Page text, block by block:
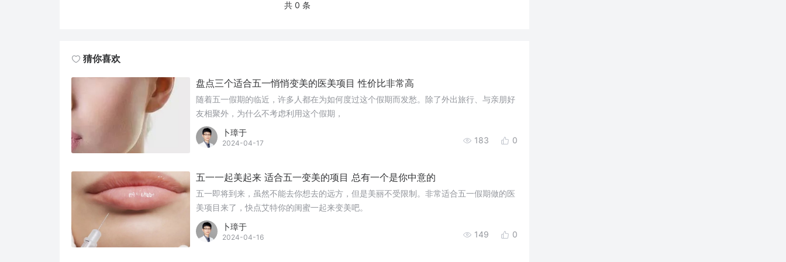
共 0 条
猜你喜欢
盘点三个适合五一悄悄变美的医美项目 性价比非常高
随着五一假期的临近，许多人都在为如何度过这个假期而发愁。除了外出旅行、与亲朋好
友相聚外，为什么不考虑利用这个假期，
卜璋于
2024-04-17 183 0
五一一起美起来 适合五一变美的项目 总有一个是你中意的
五一即将到来，虽然不能去你想去的远方，但是美丽不受限制。非常适合五一假期做的医
美项目来了，快点艾特你的闺蜜一起来变美吧。
卜璋于
2024-04-16 149 0